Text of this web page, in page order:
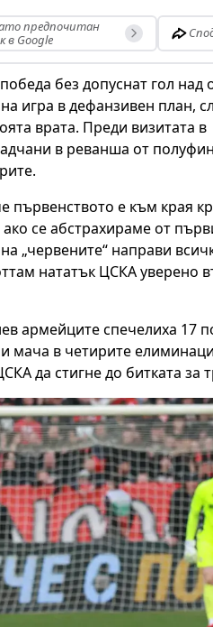
предпочитан
в Google
без допуснат гол над
игра в дефанзивен план,
врата. Преди визитата в
в реванша от
първенството е към края
се абстрахираме от
„червените“ направи
нататък ЦСКА уверено
армейците спечелиха 17
мача в четирите
да стигне до битката за